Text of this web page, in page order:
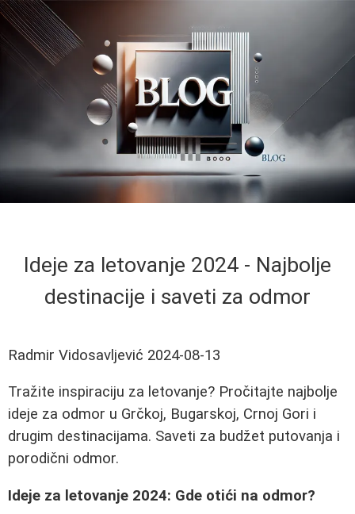
Ideje za letovanje 2024 - Najbolje
destinacije i saveti za odmor
Radmir Vidosavljević 2024-08-13
Tražite inspiraciju za letovanje? Pročitajte najbolje
ideje za odmor u Grčkoj, Bugarskoj, Crnoj Gori i
drugim destinacijama. Saveti za budžet putovanja i
porodični odmor.
Ideje za letovanje 2024: Gde otići na odmor?